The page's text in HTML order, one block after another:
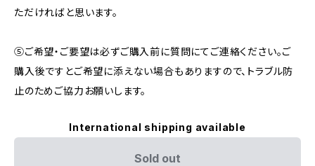
ただければと思います。
⑤ご希望・ご要望は必ずご購入前に質問にてご連絡ください。ご
購入後ですとご希望に添えない場合もありますので、トラブル防
止のためご協力お願いします。
International shipping available
Sold out